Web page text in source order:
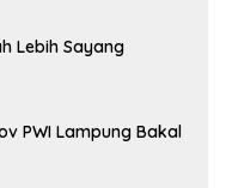
Lebih Sayang
PWI Lampung Bakal